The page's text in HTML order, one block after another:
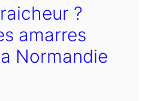
?
amarres
Normandie